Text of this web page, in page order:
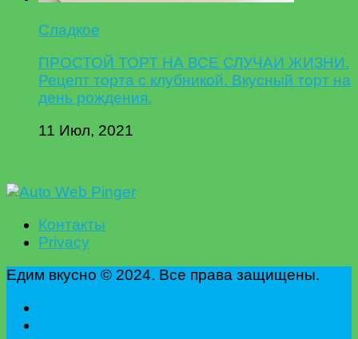
Сладкое
ПРОСТОЙ ТОРТ НА ВСЕ СЛУЧАИ ЖИЗНИ.
Рецепт торта с клубникой. Вкусный торт на
день рождения.
11 Июл, 2021
Контакты
Privacy
Едим вкусно © 2024. Все права защищены.